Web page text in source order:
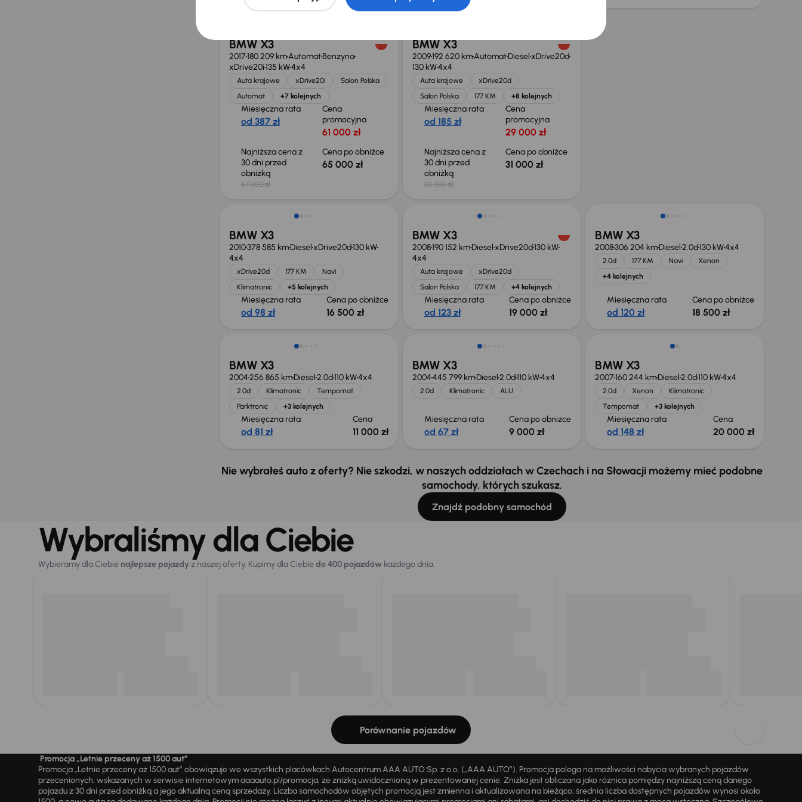
BMW X3
2017180 209 kmAutomatBenzyna
xDrive20i135 kW4x4
Auta krajowe xDrive20i
Salon Polska
Automat
+7 kolejnych
Miesięczna rata
od 387 zł
Cena
promocyjna
61 000 zł
Najniższa cena z
30 dni przed
obniżką
67 000 zł
Cena po obniżce
65 000 zł
BMW X3
2009192 620 kmAutomatDieselxDrive20d
130 kW4x4
Auta krajowe
xDrive20d
Salon Polska
177 KM +8 kolejnych
Miesięczna rata
od 185 zł
Cena
promocyjna
29 000 zł
Najniższa cena z
30 dni przed
obniżką
30 000 zł
Cena po obniżce
31 000 zł
Taniej o 500 zł
BMW X3
2010378 585 kmDiesel xDrive20d130 kW
4x4
xDrive20d 177 KM
Navi
Klimatronic
+5 kolejnych
Miesięczna rata
od 98 zł
Cena po obniżce
16 500 zł
Taniej o 1 000 zł
BMW X3
2008190 152 kmDieselxDrive20d130 kW
4x4
Auta krajowe
xDrive20d
Salon Polska
177 KM +4 kolejnych
Miesięczna rata
od 123 zł
Cena po obniżce
19 000 zł
BMW X3
2008306 204 kmDiesel2.0d130 kW4x4
2.0d 177 KM Navi
Xenon
+4 kolejnych
Miesięczna rata
od 120 zł
Cena po obniżce
18 500 zł
BMW X3
2004256 865 kmDiesel2.0d110 kW4x4
2.0d Klimatronic
Tempomat
Parktronic
+3 kolejnych
Miesięczna rata
od 81 zł
Cena
11 000 zł
Taniej o 1 000 zł
BMW X3
2004445 799 kmDiesel2.0d110 kW4x4
2.0d Klimatronic ALU
Miesięczna rata
od 67 zł
Cena po obniżce
9 000 zł
BMW X3
2007160 244 kmDiesel2.0d110 kW4x4
2.0d Xenon
Klimatronic
Tempomat
+3 kolejnych
Miesięczna rata
od 148 zł
Cena
20 000 zł
Nie wybrałeś auto z oferty? Nie szkodzi, w naszych oddziałach w Czechach i na Słowacji możemy mieć podobne
samochody, których szukasz.
Znajdź podobny samochód
Wybraliśmy dla Ciebie
Wybieramy dla Ciebie najlepsze pojazdy z naszej oferty. Kupimy dla Ciebiedo 400 pojazdów każdego dnia.
Porównanie pojazdów
Promocja „Letnie przeceny aż 1500 aut”
Promocja „Letnie przeceny aż 1500 aut” obowiązuje we wszystkich placówkach Autocentrum AAA AUTO Sp. z o.o. („AAA AUTO”). Promocja polega na możliwości nabycia wybranych pojazdów
przecenionych, wskazanych w serwisie internetowym aaaauto.pl/promocja, ze zniżką uwidocznioną w prezentowanej cenie. Zniżka jest obliczana jako różnica pomiędzy najniższą ceną danego
pojazdu z 30 dni przed obniżką a jego aktualną ceną sprzedaży. Liczba samochodów objętych promocją jest zmienna i aktualizowana na bieżąco; średnia liczba dostępnych pojazdów wynosi około